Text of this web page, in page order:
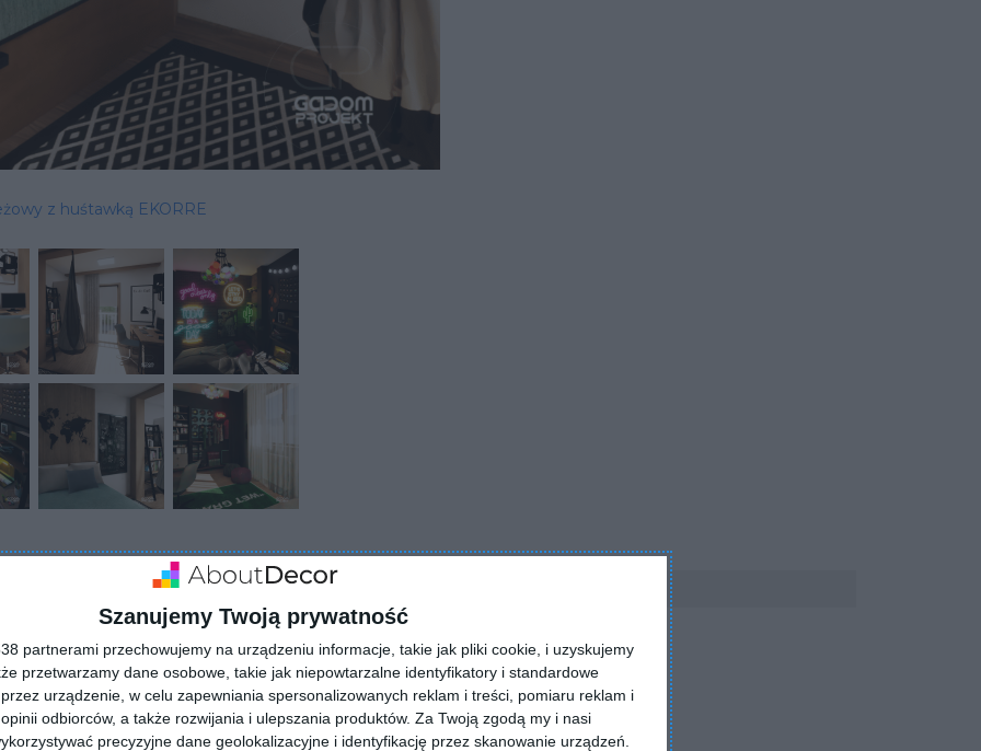
Szanujemy Twoją prywatność
partnerami przechowujemy na urządzeniu informacje, takie jak pliki cookie, i uzyskujemy
przetwarzamy dane osobowe, takie jak niepowtarzalne identyfikatory i standardowe
przez urządzenie, w celu zapewniania spersonalizowanych reklam i treści, pomiaru reklam i
odbiorców, a także rozwijania i ulepszania produktów. Za Twoją zgodą my i nasi
precyzyjne dane geolokalizacyjne i identyfikację przez skanowanie urządzeń.
z huśtawką EKORRE
ZADAJ PYTANIE